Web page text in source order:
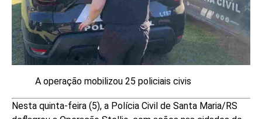
A operação mobilizou 25 policiais civis
Nesta quinta-feira (5), a Polícia Civil de Santa Maria/RS